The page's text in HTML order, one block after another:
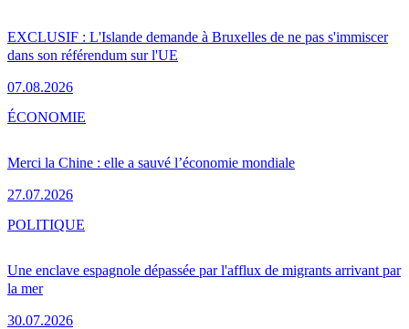
EXCLUSIF : L'Islande demande à Bruxelles de ne pas s'immiscer
dans son référendum sur l'UE
07.08.2026
Merci la Chine : elle a sauvé l’économie mondiale
27.07.2026
ÉCONOMIE
Une enclave espagnole dépassée par l'afflux de migrants arrivant par
la mer
30.07.2026
POLITIQUE